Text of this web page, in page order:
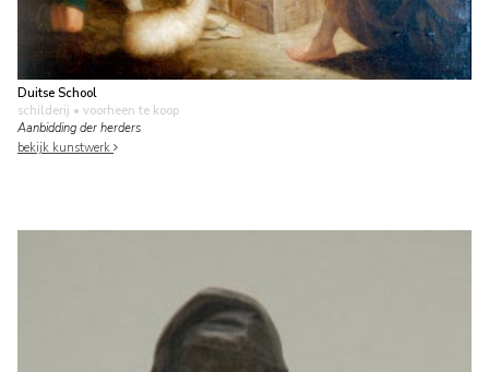
Duitse School
schilderij • voorheen te koop
Aanbidding der herders
bekijk kunstwerk